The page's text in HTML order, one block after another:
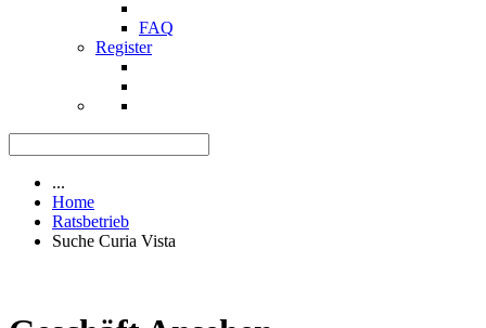
FAQ
Register
...
Home
Ratsbetrieb
Suche Curia Vista